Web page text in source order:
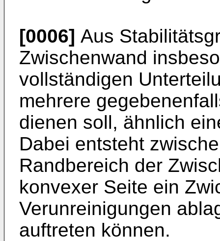
[0006] Aus
Zwischenwand
vollständigen
mehrere
dienen soll, ähnlich
Dabei entsteht
Randbereich der
konvexer Seite ein
Verunreinigungen
auftreten können.